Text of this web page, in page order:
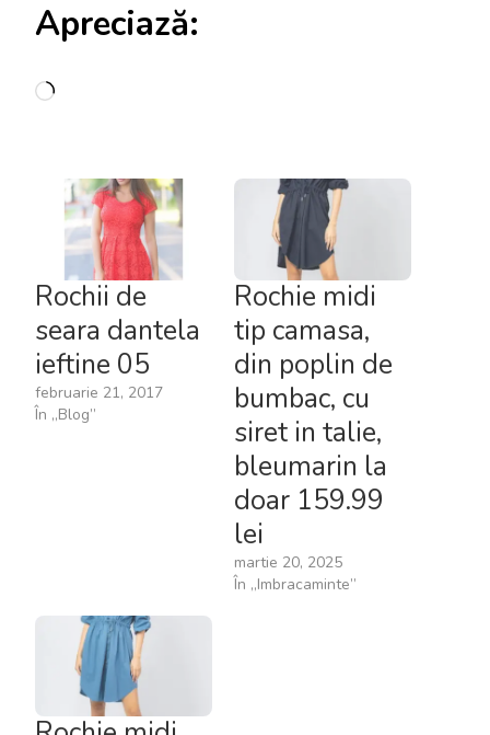
Apreciază:
Încarc...
Rochii de
seara dantela
ieftine 05
februarie 21, 2017
În „Blog”
Rochie midi
tip camasa,
din poplin de
bumbac, cu
siret in talie,
bleumarin la
doar 159.99
lei
martie 20, 2025
În „Imbracaminte”